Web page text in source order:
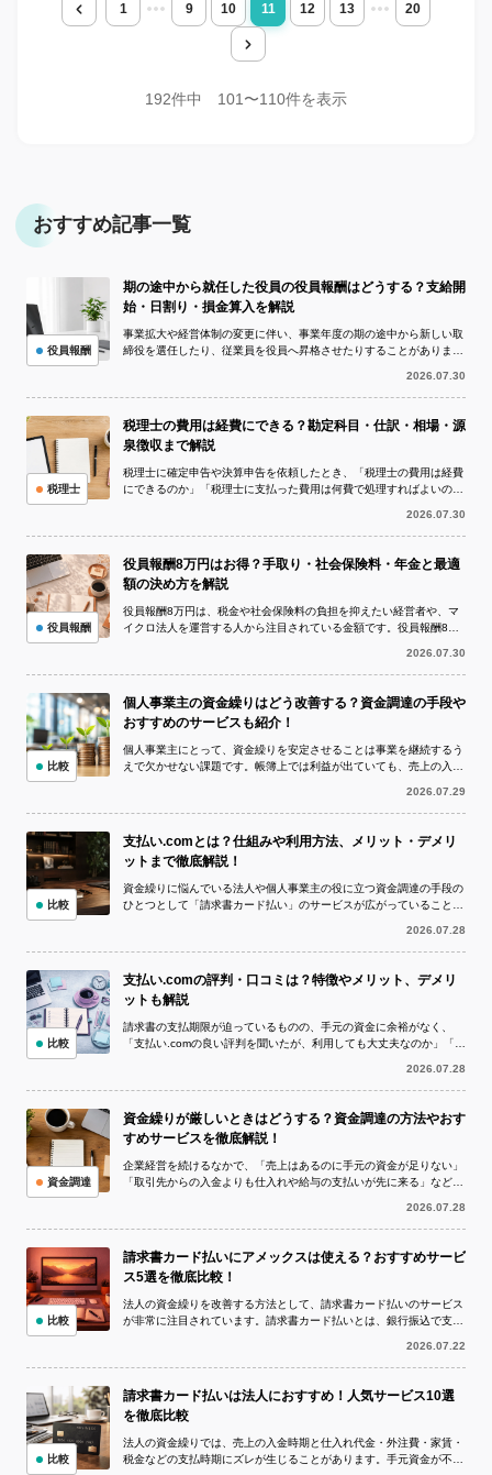
1 9 10 11 12 13 20
192件中 101〜110件を表示
おすすめ記事一覧
期の途中から就任した役員の役員報酬はどうする？支給開
始・日割り・損金算入を解説
事業拡大や経営体制の変更に伴い、事業年度の期の途中から新しい取
締役を選任したり、従業員を役員へ昇格させたりすることがありま
2026.07.30
役員報酬
税理士の費用は経費にできる？勘定科目・仕訳・相場・源
泉徴収まで解説
税理士に確定申告や決算申告を依頼したとき、「税理士の費用は経費
にできるのか」「税理士に支払った費用は何費で処理すればよいの
2026.07.30
税理士
役員報酬8万円はお得？手取り・社会保険料・年金と最適
額の決め方を解説
役員報酬8万円は、税金や社会保険料の負担を抑えたい経営者や、マ
イクロ法人を運営する人から注目されている金額です。役員報酬8万
2026.07.30
役員報酬
個人事業主の資金繰りはどう改善する？資金調達の手段や
おすすめのサービスも紹介！
個人事業主にとって、資金繰りを安定させることは事業を継続するう
えで欠かせない課題です。帳簿上では利益が出ていても、売上の入金
2026.07.29
比較
支払い.comとは？仕組みや利用方法、メリット・デメリ
ットまで徹底解説！
資金繰りに悩んでいる法人や個人事業主の役に立つ資金調達の手段の
ひとつとして「請求書カード払い」のサービスが広がっていることを
2026.07.28
比較
支払い.comの評判・口コミは？特徴やメリット、デメリ
ットも解説
請求書の支払期限が迫っているものの、手元の資金に余裕がなく、
「支払い.comの良い評判を聞いたが、利用しても大丈夫なのか」「実
2026.07.28
比較
資金繰りが厳しいときはどうする？資金調達の方法やおす
すめサービスを徹底解説！
企業経営を続けるなかで、「売上はあるのに手元の資金が足りない」
「取引先からの入金よりも仕入れや給与の支払いが先に来る」など、
2026.07.28
資金調達
請求書カード払いにアメックスは使える？おすすめサービ
ス5選を徹底比較！
法人の資金繰りを改善する方法として、請求書カード払いのサービス
が非常に注目されています。請求書カード払いとは、銀行振込で支払
2026.07.22
比較
請求書カード払いは法人におすすめ！人気サービス10選
を徹底比較
法人の資金繰りでは、売上の入金時期と仕入れ代金・外注費・家賃・
税金などの支払時期にズレが生じることがあります。手元資金が不足
比較